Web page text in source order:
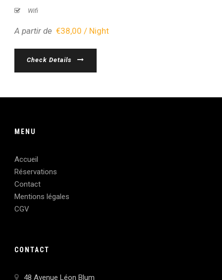
Wifi
A partir de €38,00 / Night
Check Details
MENU
Accueil
Réservations
Contact
Mentions légales
CGV
CONTACT
48 Avenue Léon Blum